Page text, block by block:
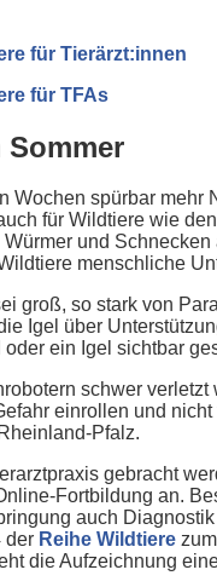
für Tierärzt:innen
für TFAs
Wochen spürbar
für Wildtiere wie
Würmer und
menschliche
groß, so stark von
Igel über
ein Igel sichtbar
schwer
einrollen und
Pfalz.
gebracht
Fortbildung an.
auch
der Reihe Wildtiere
die Aufzeichnung